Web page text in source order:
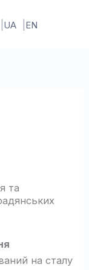
UA EN
та
на сталу